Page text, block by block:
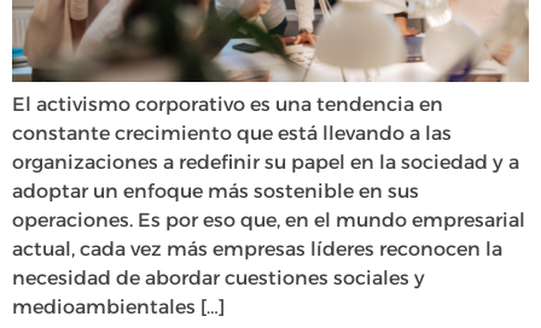
El activismo corporativo es una tendencia en
constante crecimiento que está llevando a las
organizaciones a redefinir su papel en la sociedad y a
adoptar un enfoque más sostenible en sus
operaciones. Es por eso que, en el mundo empresarial
actual, cada vez más empresas líderes reconocen la
necesidad de abordar cuestiones sociales y
medioambientales […]